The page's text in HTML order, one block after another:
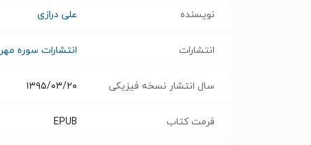
نویسنده علی درازی
انتشارات انتشارات سوره مهر
سال انتشار نسخه فیزیکی ۱۳۹۵/۰۳/۲۰
فرمت کتاب EPUB